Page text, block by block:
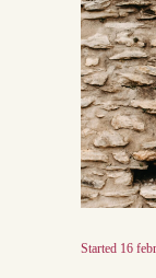
Started 16